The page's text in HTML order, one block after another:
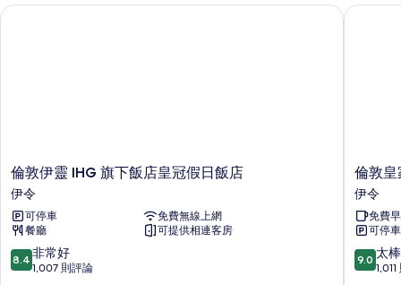
床
單
倫
敦
伊
靈
IHG
旗
下
倫敦伊靈 IHG 旗下飯店皇冠假日飯店
伊令
可停車
免費無線上網
餐廳
可提供相連客房
8.4
分，
8.4 非常好
1,007 則評論
倫敦伊靈 IHG 旗下飯店皇冠假日飯店
倫
敦
皇
家
公
園
希
倫敦皇
伊令
免費
可停車
9.0
分，
9.0 太
倫敦皇